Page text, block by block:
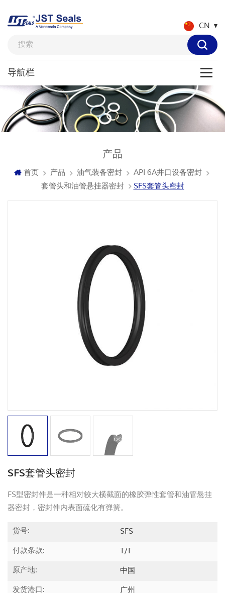
CN
产品
首页 产品 油气装备密封
API 6A井口设备密封
套管头和油管悬挂器密封
SFS套管头密封
SFS套管头密封
FS型密封件是一种相对较大横截面的橡胶弹性套管和油管悬挂
器密封，密封件内表面硫化有弹簧。
货号:
SFS
付款条款:
T/T
原产地:
中国
发货港口:
广州